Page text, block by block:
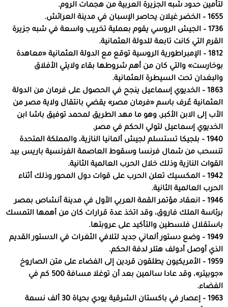
لتأمين حدود شبه الجزيرة العربية من هجمات الروم.
1655 – الخضر غيلان يحاصر الإسبان في مدينة العرائش.
1736 – الجيش الروسي يقوم بعملية تخريب واسعة في شبه جزيرة
القرم التي كانت تابعة للدولة العثمانية.
1812 – الإمبراطورية الروسية توقع مع الدولة العثمانية «معاهدة
بوخارست» والتي كان من أهم شروطها بقاء ولايتي الأفلاق
والبغدان تحت السيطرة العثمانية.
1863 – الخديوي إسماعيل ينجح في الحصول على فرمان من الدولة
العثمانية عُرف باسم «فرمان مصر» يقضي بانتقال ولاية مصر من
الأب إلى الابن الأكبر، وهو ما مهد الطريق لمحمد توفيق باشا ابن
الخديوي إسماعيل لتولي الحكم في مصر.
1940 – بلجيكا تستسلم لجيش ألمانيا النازية، والمملكة المتحدة
تنسحب من شمال فرنسا وسقوط العاصمة الفرنسية باريس بيد
القوات النازية وذلك خلال الحرب العالمية الثانية.
1942 – المكسيك تعلن الحرب على قوات دول المحور وذلك أثناء
الحرب العالمية الثانية.
1946 – انعقاد مؤتمر القمة العربي الأول في مدينة أنشاص بمصر
برئاسة الملك فاروق، وقد اتخذ عدة قرارات كان من أهمها التمسك
باستقلال فلسطين والتأكيد على عروبتها.
1949 – وضع دستور ألماني جديد لتلافي الثغرات في الدستور القديم
الذي أوصل أدولف هتلر لدفة الحكم.
1959 – الأمريكيون يطلقون قردين إلى الفضاء على متن الصاروخ
«جوبيتر»، وقد عادا سالمين بعد أن توغلا مسافة 500 كم في
الفضاء.
1963 – إعصار في باكستان الشرقية يودي بحياة 30 ألف نسمة